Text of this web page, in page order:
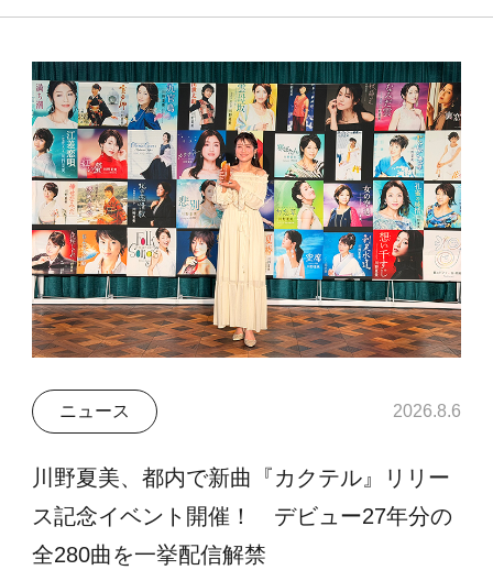
ニュース 2026.8.6
川野夏美、都内で新曲『カクテル』リリー
ス記念イベント開催！ デビュー27年分の
全280曲を一挙配信解禁